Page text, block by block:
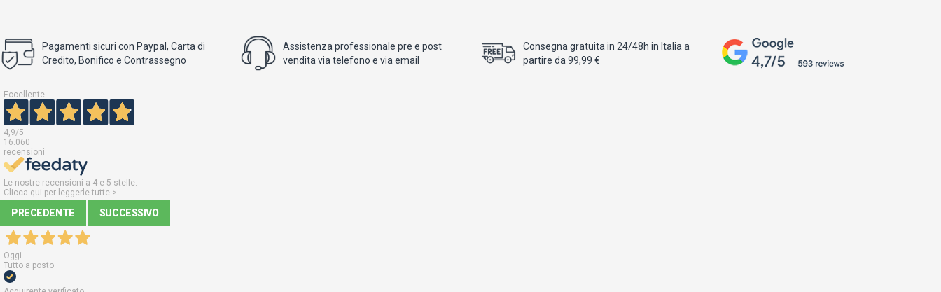
Pagamenti sicuri con Paypal, Carta di
Credito, Bonifico e Contrassegno
Assistenza professionale pre e post
vendita via telefono e via email
Consegna gratuita in 24/48h in Italia a
partire da 99,99 €
Eccellente
4,9/5
16.060
recensioni
Le nostre recensioni a 4 e 5 stelle.
Clicca qui per leggerle tutte >
PRECEDENTE SUCCESSIVO
Oggi
Tutto a posto